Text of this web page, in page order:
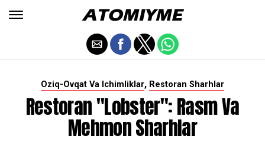
Oziq-Ovqat Va Ichimliklar, Restoran Sharhlar
Restoran "lobster": Rasm Va
Mehmon Sharhlar